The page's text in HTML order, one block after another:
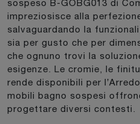
sospeso B-GOBG013 di
impreziosisce alla
salvaguardando la
sia per gusto che per
che ognuno trovi la
esigenze. Le cromie, le
rende disponibili per
mobili bagno sospesi
progettare diversi contesti.